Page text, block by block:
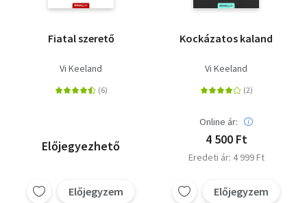
Fiatal szerető
Vi Keeland
Előjegyezhető
Előjegyzem
Kockázatos kaland
Vi Keeland
Online ár:
4 500 Ft
Eredeti ár: 4 999 Ft
Előjegyzem